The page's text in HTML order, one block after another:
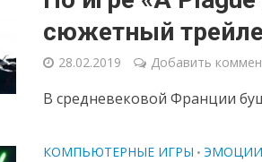
сюжетный
28.02.2019 Добавить
В средневековой Франции
КОМПЬЮТЕРНЫЕ ИГРЫ • ЭМОЦИИ